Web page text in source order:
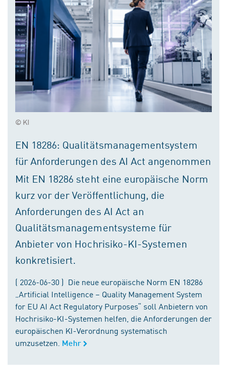
© KI
EN 18286: Qualitätsmanagementsystem
für Anforderungen des AI Act angenommen
Mit EN 18286 steht eine europäische Norm
kurz vor der Veröffentlichung, die
Anforderungen des AI Act an
Qualitätsmanagementsysteme für
Anbieter von Hochrisiko-KI-Systemen
konkretisiert.
( 2026-06-30 ) Die neue europäische Norm EN 18286
„Artificial Intelligence – Quality Management System
for EU AI Act Regulatory Purposes“ soll Anbietern von
Hochrisiko-KI-Systemen helfen, die Anforderungen der
europäischen KI-Verordnung systematisch
umzusetzen. Mehr